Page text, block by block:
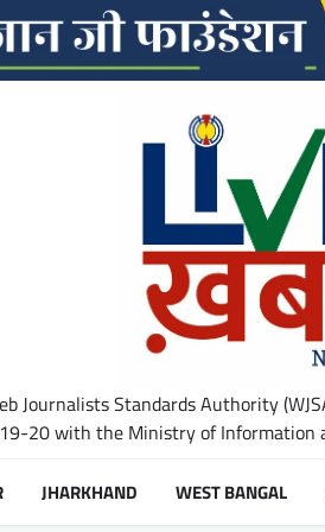
Journalists Standards Authority
20 with the Ministry of Information
JHARKHAND WEST BANGAL